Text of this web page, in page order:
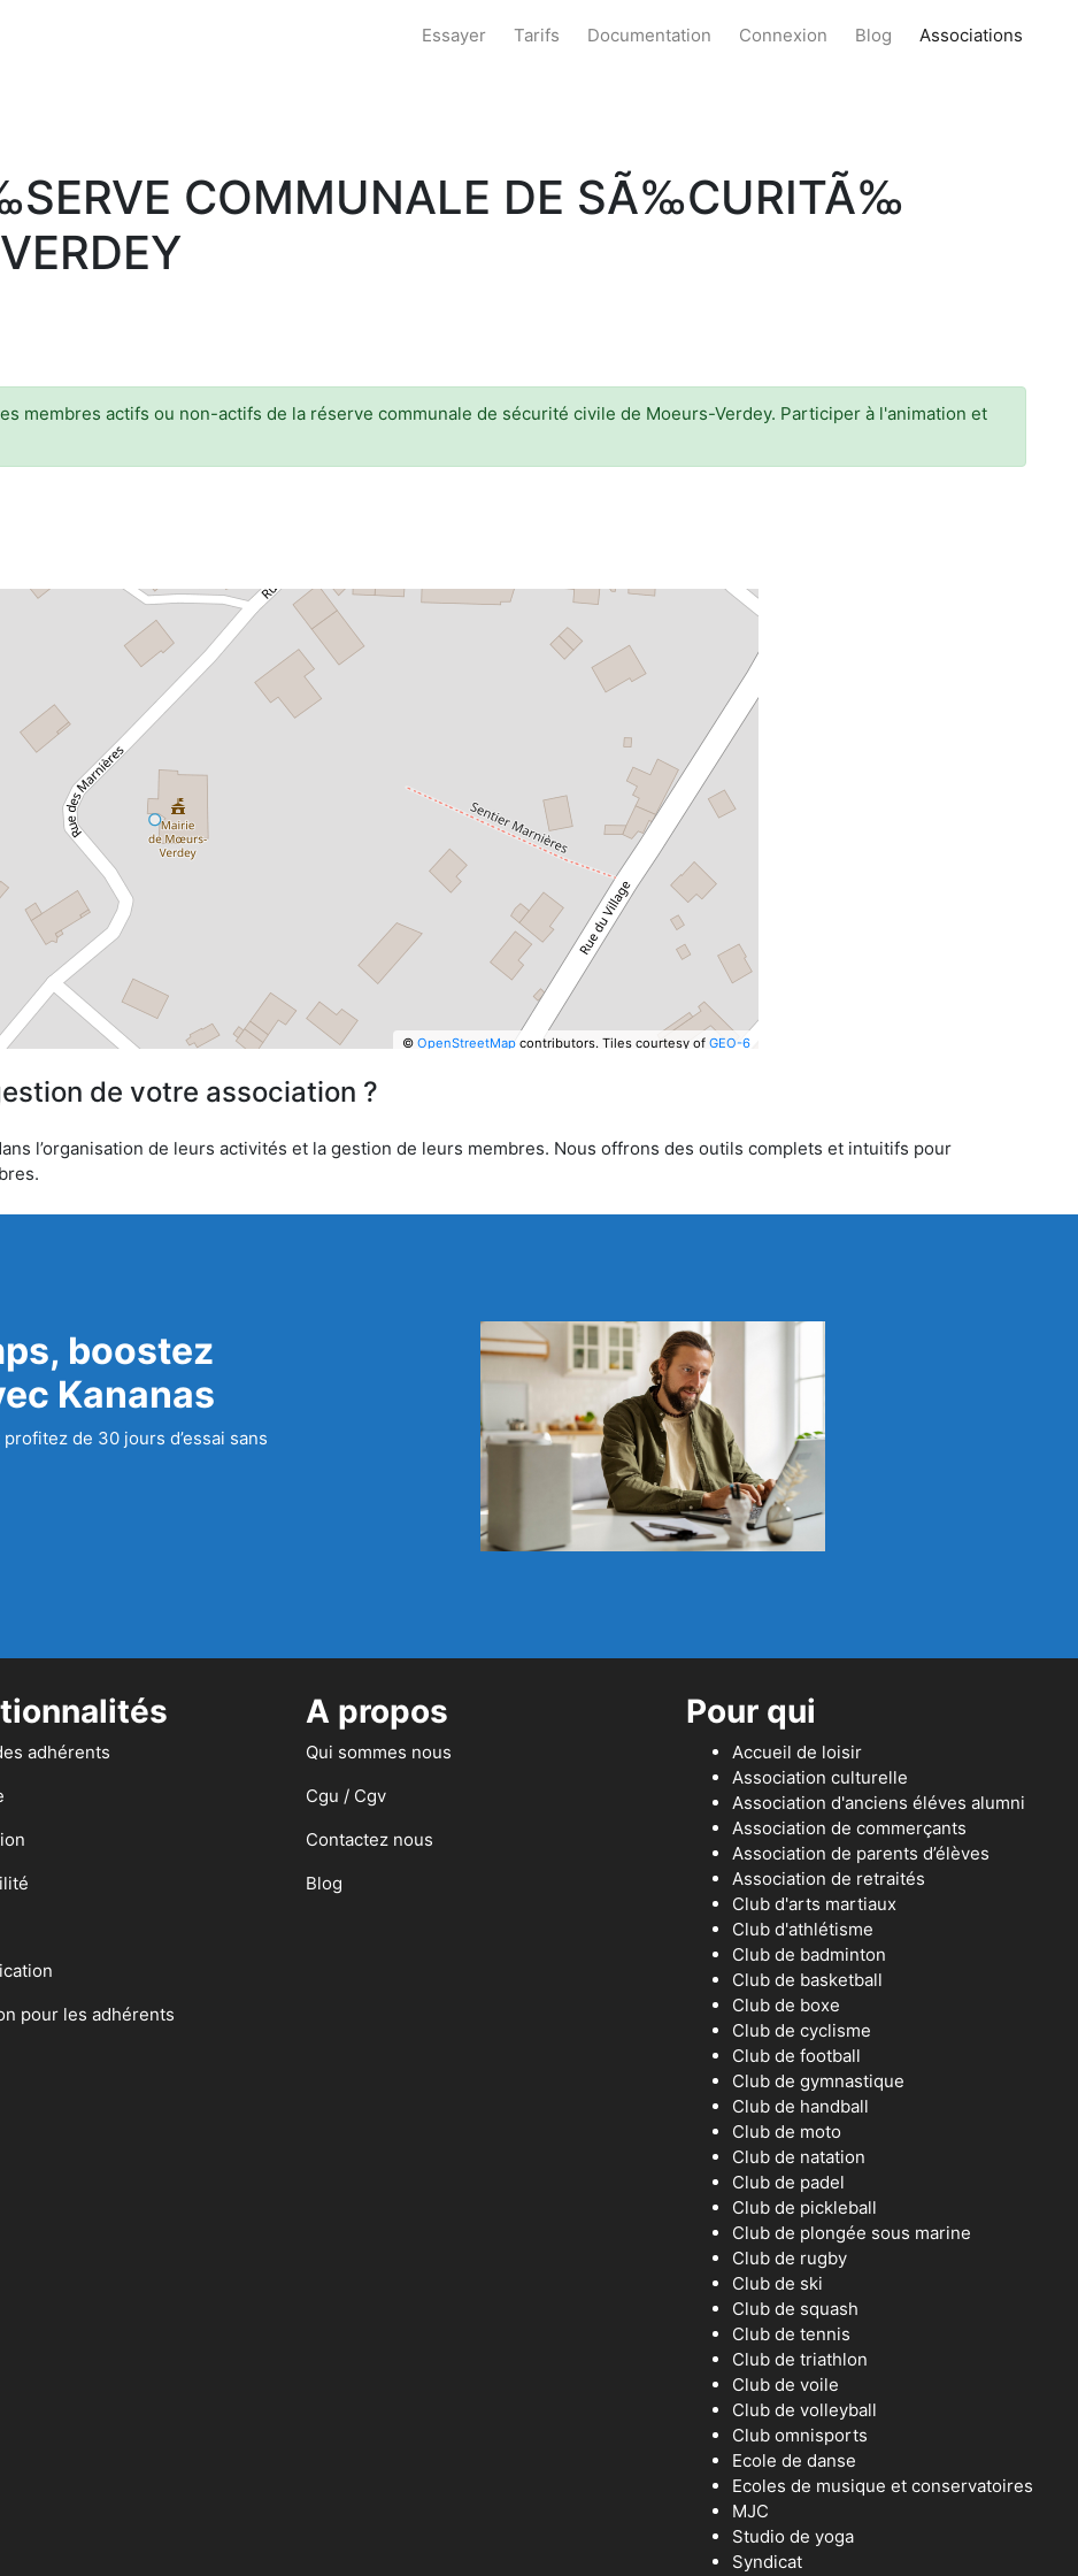
Essayer Tarifs Documentation Connexion Blog Associations
COMMUNALE DE SÃ‰CURITÃ‰
membres actifs ou non-actifs de la réserve communale de sécurité civile de Moeurs-Verdey. Participer à l'animation et
© OpenStreetMapcontributors. Tiles courtesy of GEO-6
de votre association ?
l’organisation de leurs activités et la gestion de leurs membres. Nous offrons des outils complets et intuitifs pour
boostez
Kananas
de 30 jours d’essai sans
adhérents
pour les adhérents
A propos
Qui sommes nous
Cgu / Cgv
Contactez nous
Blog
Pour qui
Accueil de loisir
Association culturelle
Association d'anciens éléves alumni
Association de commerçants
Association de parents d’élèves
Association de retraités
Club d'arts martiaux
Club d'athlétisme
Club de badminton
Club de basketball
Club de boxe
Club de cyclisme
Club de football
Club de gymnastique
Club de handball
Club de moto
Club de natation
Club de padel
Club de pickleball
Club de plongée sous marine
Club de rugby
Club de ski
Club de squash
Club de tennis
Club de triathlon
Club de voile
Club de volleyball
Club omnisports
Ecole de danse
Ecoles de musique et conservatoires
MJC
Studio de yoga
Syndicat